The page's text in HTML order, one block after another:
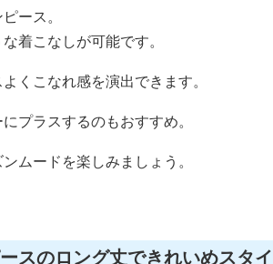
ース。
着こなしが可能です。
くこなれ感を演出できます。
プラスするのもおすすめ。
ムードを楽しみましょう。
スのロング丈できれいめスタ